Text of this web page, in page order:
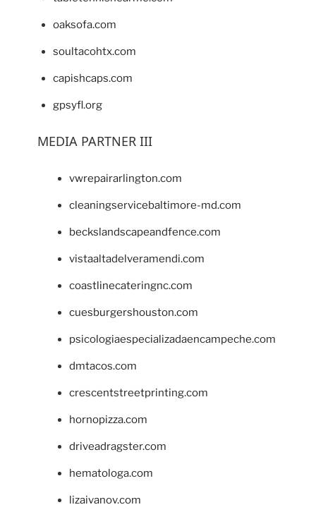
oaksofa.com
soultacohtx.com
capishcaps.com
gpsyfl.org
MEDIA PARTNER III
vwrepairarlington.com
cleaningservicebaltimore-md.com
beckslandscapeandfence.com
vistaaltadelveramendi.com
coastlinecateringnc.com
cuesburgershouston.com
psicologiaespecializadaencampeche.com
dmtacos.com
crescentstreetprinting.com
hornopizza.com
driveadragster.com
hematologa.com
lizaivanov.com